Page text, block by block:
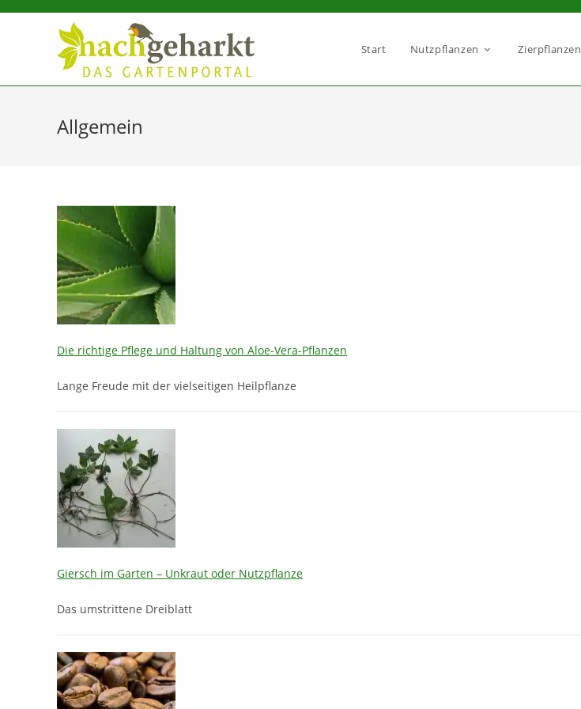
Sidebar-
Start Nutzpflanzen Zierpflanzen
Allgemein
Die richtige Pflege und Haltung von Aloe-Vera-Pflanzen
Lange Freude mit der vielseitigen Heilpflanze
Giersch im Garten – Unkraut oder Nutzpflanze
Das umstrittene Dreiblatt